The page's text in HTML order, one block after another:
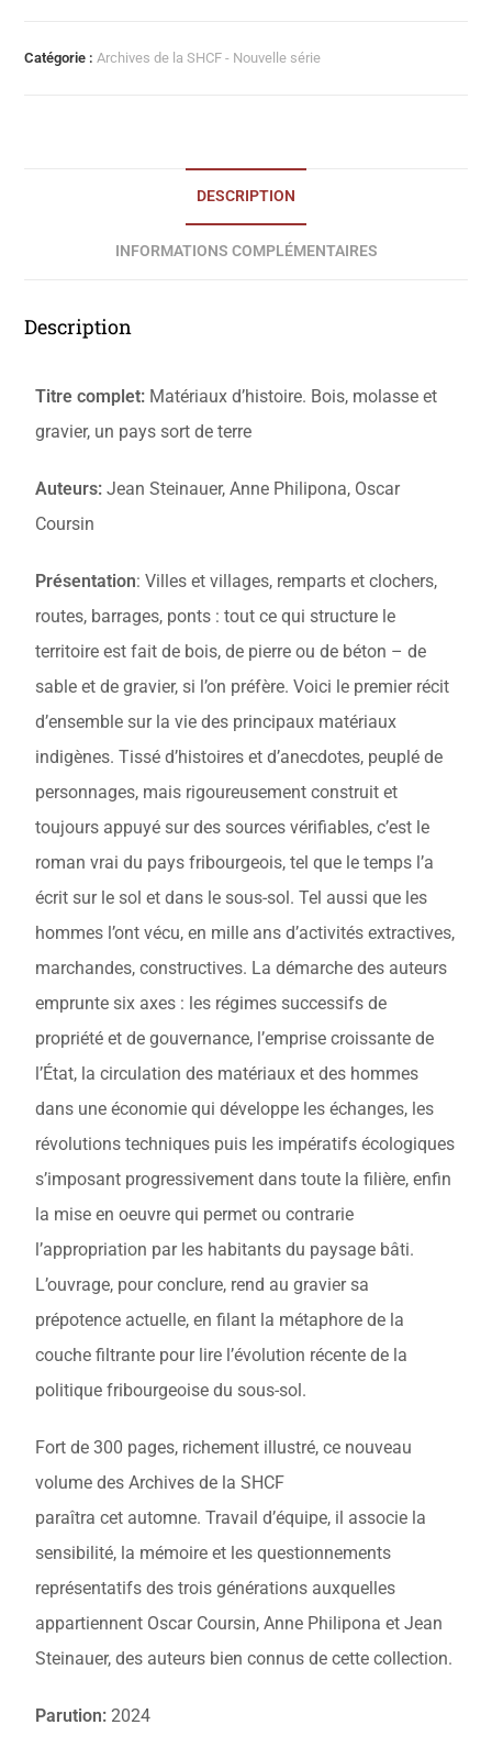
Catégorie :Archives de la SHCF - Nouvelle série
DESCRIPTION
INFORMATIONS COMPLÉMENTAIRES
Description
Titre complet: Matériaux d’histoire. Bois, molasse et
gravier, un pays sort de terre
Auteurs: Jean Steinauer, Anne Philipona, Oscar
Coursin
Présentation: Villes et villages, remparts et clochers,
routes, barrages, ponts : tout ce qui structure le
territoire est fait de bois, de pierre ou de béton – de
sable et de gravier, si l’on préfère. Voici le premier récit
d’ensemble sur la vie des principaux matériaux
indigènes. Tissé d’histoires et d’anecdotes, peuplé de
personnages, mais rigoureusement construit et
toujours appuyé sur des sources vérifiables, c’est le
roman vrai du pays fribourgeois, tel que le temps l’a
écrit sur le sol et dans le sous-sol. Tel aussi que les
hommes l’ont vécu, en mille ans d’activités extractives,
marchandes, constructives. La démarche des auteurs
emprunte six axes : les régimes successifs de
propriété et de gouvernance, l’emprise croissante de
l’État, la circulation des matériaux et des hommes
dans une économie qui développe les échanges, les
révolutions techniques puis les impératifs écologiques
s’imposant progressivement dans toute la filière, enfin
la mise en oeuvre qui permet ou contrarie
l’appropriation par les habitants du paysage bâti.
L’ouvrage, pour conclure, rend au gravier sa
prépotence actuelle, en filant la métaphore de la
couche filtrante pour lire l’évolution récente de la
politique fribourgeoise du sous-sol.
Fort de 300 pages, richement illustré, ce nouveau
volume des Archives de la SHCF
paraîtra cet automne. Travail d’équipe, il associe la
sensibilité, la mémoire et les questionnements
représentatifs des trois générations auxquelles
appartiennent Oscar Coursin, Anne Philipona et Jean
Steinauer, des auteurs bien connus de cette collection.
Parution: 2024